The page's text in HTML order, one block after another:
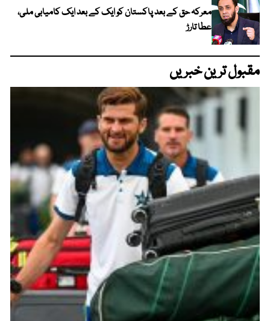
معرکہ حق کے بعد پاکستان کو ایک کے بعد ایک کامیابی ملی،
عطا تارڑ
مقبول ترین خبریں